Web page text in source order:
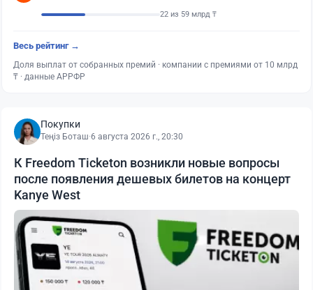
22 из 59 млрд ₸
Весь рейтинг →
Доля выплат от собранных премий · компании с премиями от 10 млрд
₸ · данные АРРФР
Покупки
Теңіз Боташ·6 августа 2026 г., 20:30
К Freedom Ticketon возникли новые вопросы
после появления дешевых билетов на концерт
Kanye West